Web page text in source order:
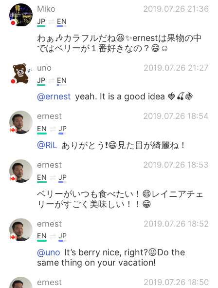
Miko
2019.07.26 21:36
JP EN
わぁ🎶カラフルだね😆✨ernestは果物の中
ではベリーが１番好きなの？😄☺
uno 2019.07.26 21:27
JP EN
@ernest yeah. It is a good idea 🍓🍒🍇
ernest 2019.07.26 18:54
EN JP
@RiL ありがとう❗️😄見た目が綺麗ね！
ernest 2019.07.26 18:53
EN JP
ベリーがいつも食べたい！😄レイニアチェ
リーがすごく美味しい！！😁
ernest 2019.07.26 18:52
EN JP
@uno It’s berry nice, right?😜Do the
same thing on your vacation!
ernest 2019.07.26 18:50